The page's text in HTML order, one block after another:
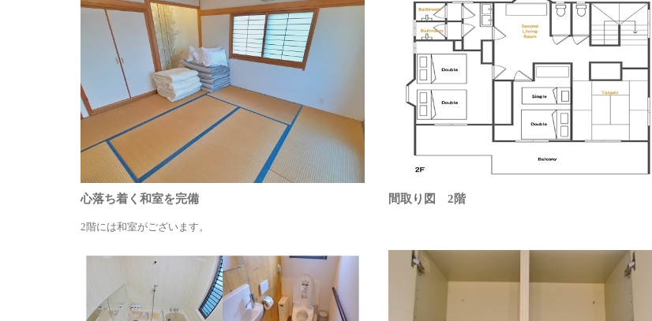
心落ち着く和室を完備
2階には和室がございます。
間取り図 2階